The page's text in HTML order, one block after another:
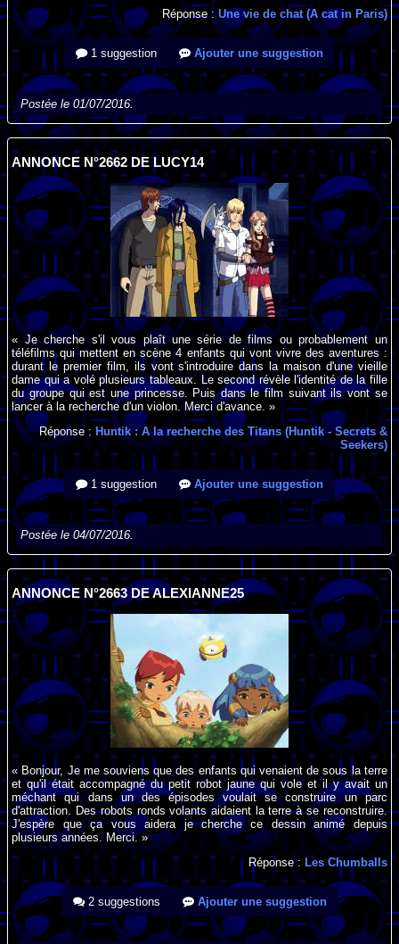
Réponse :Une vie de chat (A cat in Paris)
1 suggestion Ajouter une suggestion
Postée le 01/07/2016.
ANNONCE N°2662 DE LUCY14
« Je cherche s'il vous plaît une série de films ou probablement un
téléfilms qui mettent en scène 4 enfants qui vont vivre des aventures :
durant le premier film, ils vont s'introduire dans la maison d'une vieille
dame qui a volé plusieurs tableaux. Le second révèle l'identité de la fille
du groupe qui est une princesse. Puis dans le film suivant ils vont se
lancer à la recherche d'un violon. Merci d'avance. »
Réponse : Huntik : A la recherche des Titans (Huntik - Secrets &
Seekers)
1 suggestion Ajouter une suggestion
Postée le 04/07/2016.
ANNONCE N°2663 DE ALEXIANNE25
« Bonjour, Je me souviens que des enfants qui venaient de sous la terre
et qu'il était accompagné du petit robot jaune qui vole et il y avait un
méchant qui dans un des épisodes voulait se construire un parc
d'attraction. Des robots ronds volants aidaient la terre à se reconstruire.
J'espère que ça vous aidera je cherche ce dessin animé depuis
plusieurs années. Merci. »
Réponse : Les Chumballs
2 suggestions Ajouter une suggestion